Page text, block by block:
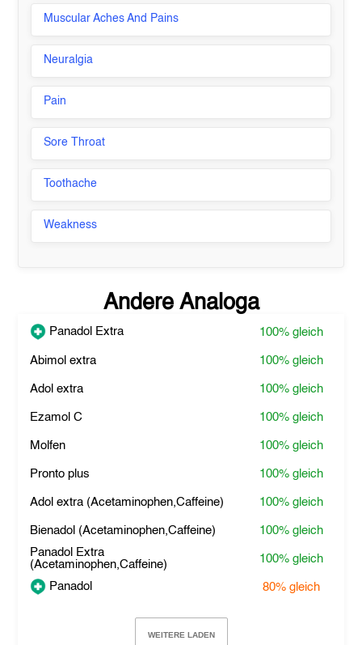
Muscular Aches And Pains
Neuralgia
Pain
Sore Throat
Toothache
Weakness
Andere Analoga
Panadol Extra 100% gleich
Abimol extra 100% gleich
Adol extra 100% gleich
Ezamol C 100% gleich
Molfen 100% gleich
Pronto plus 100% gleich
Adol extra (Acetaminophen,Caffeine) 100% gleich
Bienadol (Acetaminophen,Caffeine) 100% gleich
Panadol Extra
(Acetaminophen,Caffeine)
100% gleich
Panadol 80% gleich
WEITERE LADEN